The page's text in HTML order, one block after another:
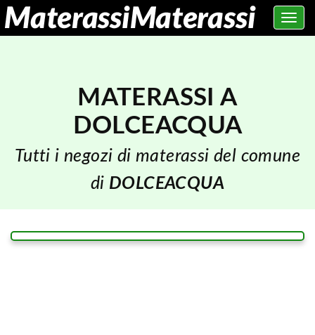
Toggle
MATERASSI A
DOLCEACQUA
Tutti i negozi di materassi del comune
di DOLCEACQUA